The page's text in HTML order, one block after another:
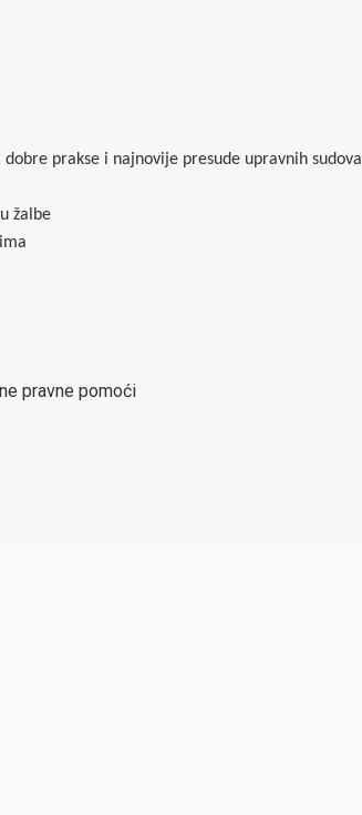
prakse i najnovije presude upravnih sudova
žalbe
pravne pomoći